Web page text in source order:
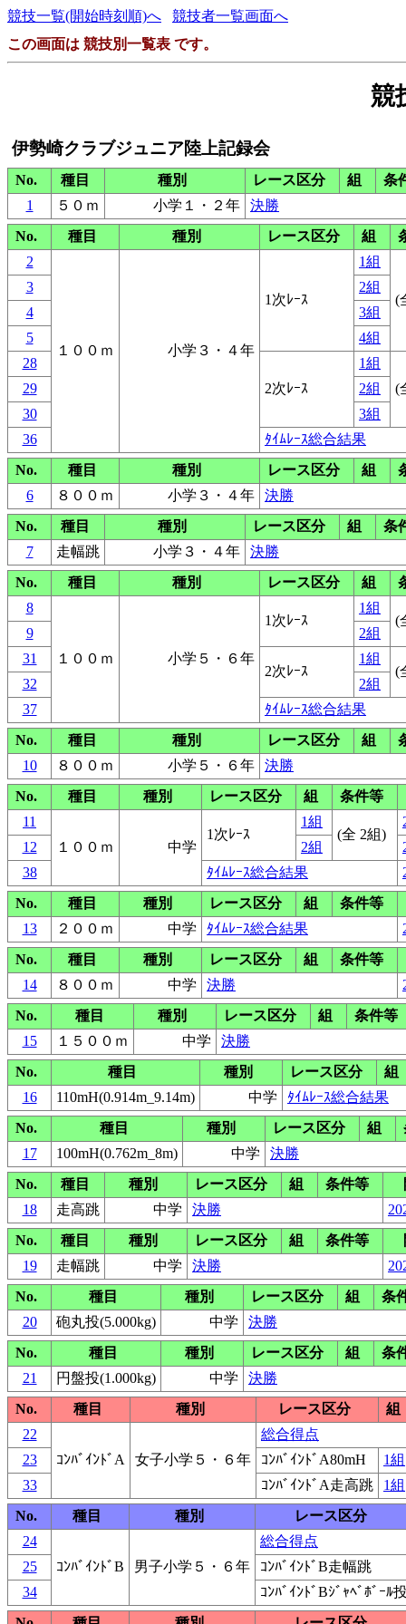
競技一覧(開始時刻順)へ
競技者一覧画面へ
この画面は 競技別一覧表 です。
競
伊勢崎クラブジュニア陸上記録会
No. 種目 種別 レース区分 組
条
1
５０ｍ 小学１・２年
決勝
No.
種目 種別 レース区分 組
2
１００ｍ 小学３・４年
1次ﾚｰｽ
1組
(
3
2組
4
3組
5
4組
28
2次ﾚｰｽ
1組
(
29
2組
30
3組
36
ﾀｲﾑﾚｰｽ総合結果
No.
種目 種別 レース区分 組
6
８００ｍ 小学３・４年
決勝
No.
種目 種別 レース区分 組
条
7
走幅跳 小学３・４年
決勝
No.
種目 種別 レース区分 組
8
１００ｍ 小学５・６年
1次ﾚｰｽ
1組
(
9
2組
31
2次ﾚｰｽ
1組
(
32
2組
37
ﾀｲﾑﾚｰｽ総合結果
No.
種目 種別 レース区分 組
10
８００ｍ 小学５・６年
決勝
No.
種目 種別 レース区分 組
条件等
11
１００ｍ
中学
1次ﾚｰｽ
1組
(全 2組)
12
2組
38
ﾀｲﾑﾚｰｽ総合結果
No.
種目 種別 レース区分 組
条件等
13
２００ｍ 中学 ﾀｲﾑﾚｰｽ総合結果
No.
種目 種別 レース区分 組
条件等
14
８００ｍ 中学 決勝
No.
種目 種別 レース区分 組
条件等
15
１５００ｍ 中学
決勝
No.
種目 種別 レース区分
組
16
110mH(0.914m_9.14m) 中学
ﾀｲﾑﾚｰｽ総合結果
No.
種目 種別 レース区分 組
17
100mH(0.762m_8m) 中学
決勝
No.
種目 種別 レース区分 組 条件等
18
走高跳 中学 決勝
No.
種目 種別 レース区分 組 条件等
19
走幅跳 中学 決勝
No.
種目 種別 レース区分 組
条
20
砲丸投(5.000kg) 中学
決勝
No.
種目 種別 レース区分 組
条
21
円盤投(1.000kg) 中学
決勝
No.
種目 種別 レース区分
組
22
ｺﾝﾊﾞｲﾝﾄﾞA
女子小学５・６年
総合得点
23
ｺﾝﾊﾞｲﾝﾄﾞA80mH
1組
33
ｺﾝﾊﾞｲﾝﾄﾞA走高跳
1組
No.
種目 種別
レース区分
24
ｺﾝﾊﾞｲﾝﾄﾞB
男子小学５・６年
総合得点
25
ｺﾝﾊﾞｲﾝﾄﾞB走幅跳
34
ｺﾝﾊﾞｲﾝﾄﾞBｼﾞｬﾍﾞﾎﾞｰﾙ